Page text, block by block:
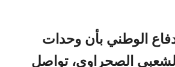
الوطني بأن وحدات
الصحراوي، تواصل